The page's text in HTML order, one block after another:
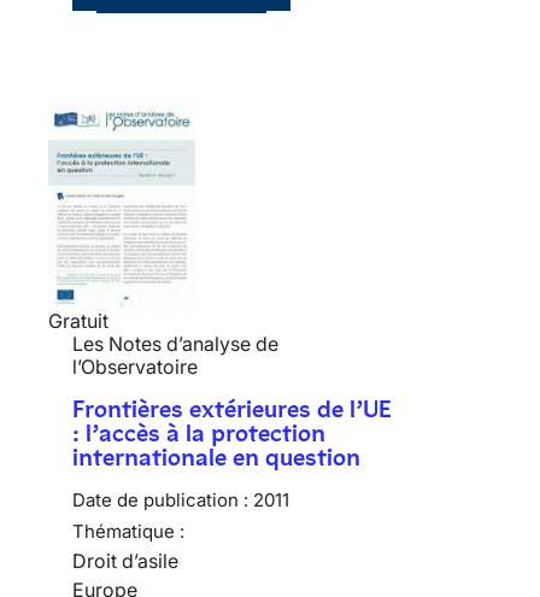
Gratuit
Les Notes d’analyse de
l’Observatoire
Frontières extérieures de l’UE
: l’accès à la protection
internationale en question
Date de publication : 2011
Thématique :
Droit d’asile
Europe